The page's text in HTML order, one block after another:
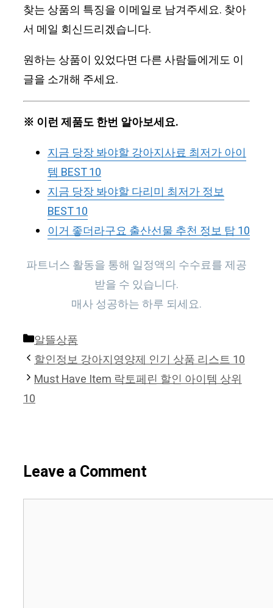
찾는 상품의 특징을 이메일로 남겨주세요. 찾아
서 메일 회신드리겠습니다.
원하는 상품이 있었다면 다른 사람들에게도 이
글을 소개해 주세요.
※ 이런 제품도 한번 알아보세요.
지금 당장 봐야할 강아지사료 최저가 아이
템 BEST 10
지금 당장 봐야할 다리미 최저가 정보
BEST 10
이거 좋더라구요 출산선물 추천 정보 탑 10
파트너스 활동을 통해 일정액의 수수료를 제공
받을 수 있습니다.
매사 성공하는 하루 되세요.
Categories
알뜰상품
할인정보 강아지영양제 인기 상품 리스트 10
Must Have Item 락토페린 할인 아이템 상위
10
Leave a Comment